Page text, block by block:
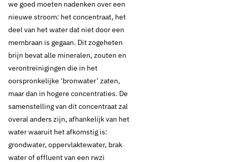
we goed moeten nadenken over een
nieuwe stroom: het concentraat, het
deel van het water dat niet door een
membraan is gegaan. Dit zogeheten
brijn bevat alle mineralen, zouten en
verontreinigingen die in het
oorspronkelijke ‘bronwater’ zaten,
maar dan in hogere concentraties. De
samenstelling van dit concentraat zal
overal anders zijn, afhankelijk van het
water waaruit het afkomstig is:
grondwater, oppervlaktewater, brak
water of effluent van een rwzi